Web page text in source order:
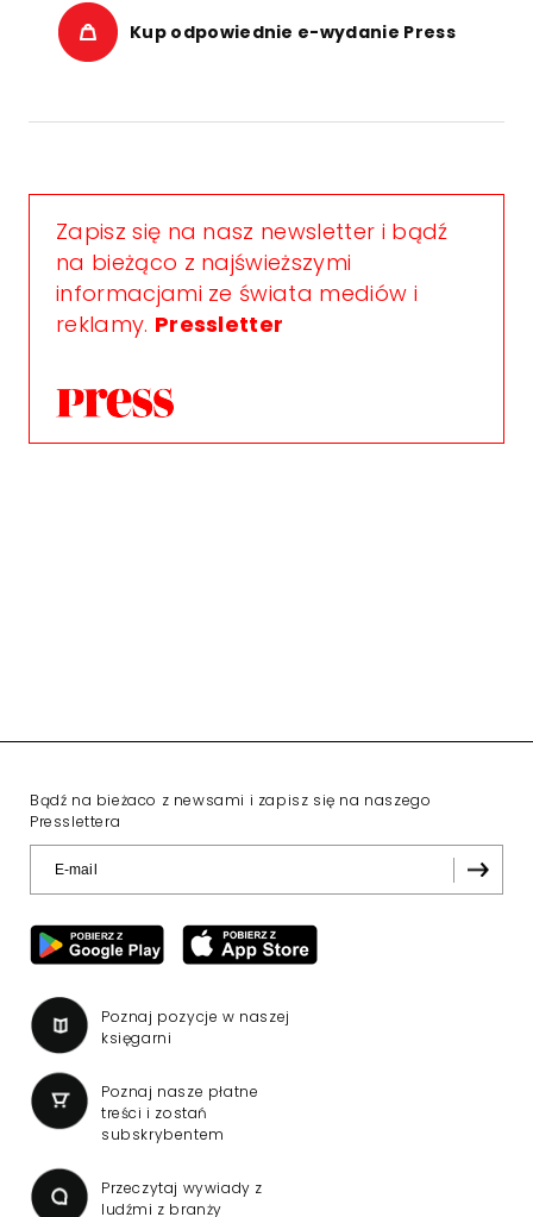
Kup odpowiednie e-wydanie Press
Zapisz się na nasz newsletter i bądź
na bieżąco z najświeższymi
informacjami ze świata mediów i
reklamy. Pressletter
Bądź na bieżaco z newsami i zapisz się na naszego
Presslettera
Poznaj pozycje w naszej
księgarni
Poznaj nasze płatne
treści i zostań
subskrybentem
Przeczytaj wywiady z
ludźmi z branży